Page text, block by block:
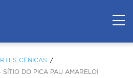
CÊNICAS
SÍTIO DO PICA PAU AMARELO|